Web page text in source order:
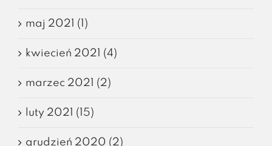
maj 2021 (1)
kwiecień 2021 (4)
marzec 2021 (2)
luty 2021 (15)
grudzień 2020 (2)